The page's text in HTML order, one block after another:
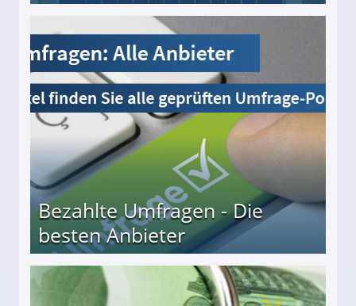
Bezahlte Umfragen - Die
besten Anbieter